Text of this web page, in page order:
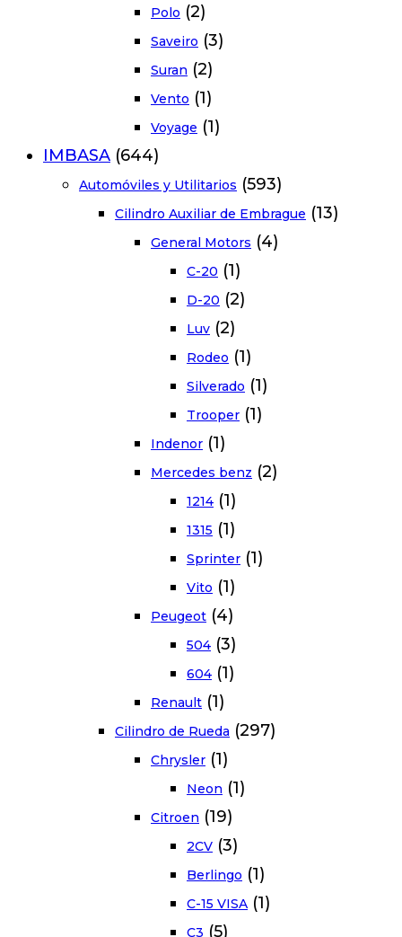
Polo (2)
Saveiro (3)
Suran (2)
Vento (1)
Voyage (1)
IMBASA (644)
Automóviles y Utilitarios (593)
Cilindro Auxiliar de Embrague (13)
General Motors (4)
C-20 (1)
D-20 (2)
Luv (2)
Rodeo (1)
Silverado (1)
Trooper (1)
Indenor (1)
Mercedes benz (2)
1214 (1)
1315 (1)
Sprinter (1)
Vito (1)
Peugeot (4)
504 (3)
604 (1)
Renault (1)
Cilindro de Rueda (297)
Chrysler (1)
Neon (1)
Citroen (19)
2CV (3)
Berlingo (1)
C-15 VISA (1)
C3 (5)